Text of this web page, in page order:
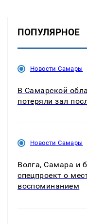
ПОПУЛЯРНОЕ
Новости Самары
В Самарской
потеряли зал
Новости Самары
Волга, Самара и
спецпроект о
воспоминанием